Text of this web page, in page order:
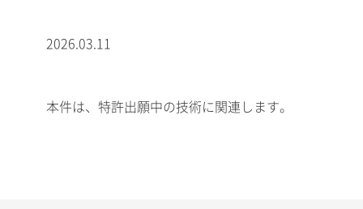
2026.03.11
本件は、特許出願中の技術に関連します。